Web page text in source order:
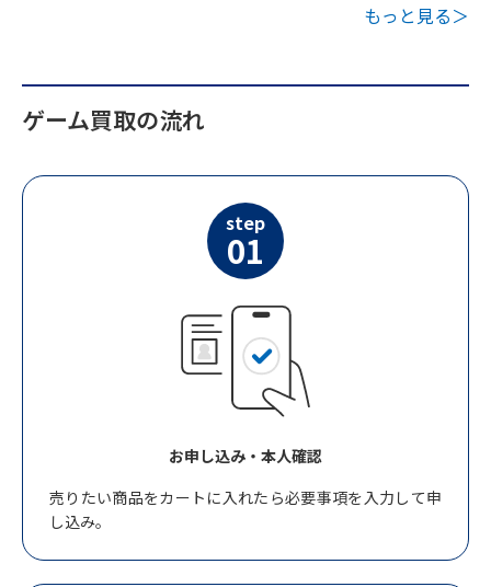
もっと見る＞
ゲーム買取の流れ
step
01
お申し込み・本人確認
売りたい商品をカートに入れたら必要事項を入力して申
し込み。